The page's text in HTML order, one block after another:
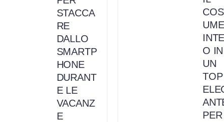
STACCA
RE
DALLO
SMARTP
HONE
DURANT
E LE
VACANZ
E
UME
O IN
UN
TOP
PER